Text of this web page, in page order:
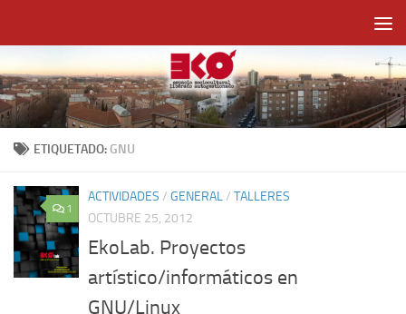
ETIQUETADO: GNU
1
ACTIVIDADES / GENERAL/ TALLERES
OCTUBRE 25, 2012
EkoLab. Proyectos
artístico/informáticos en
GNU/Linux